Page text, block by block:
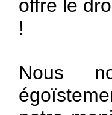
offre le
!
Nous